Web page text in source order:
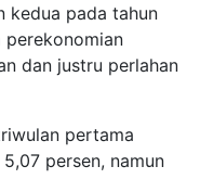
kedua pada tahun
dan justru perlahan
pertama
persen, namun